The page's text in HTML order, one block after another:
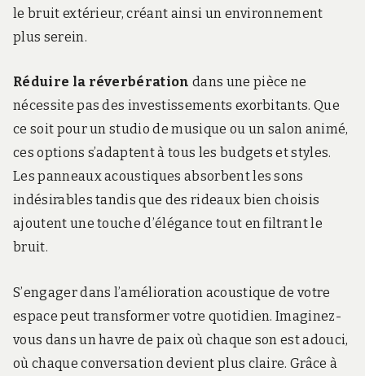
le bruit extérieur, créant ainsi un environnement
plus serein.
Réduire la réverbération dans une pièce ne
nécessite pas des investissements exorbitants. Que
ce soit pour un studio de musique ou un salon animé,
ces options s’adaptent à tous les budgets et styles.
Les panneaux acoustiques absorbent les sons
indésirables tandis que des rideaux bien choisis
ajoutent une touche d’élégance tout en filtrant le
bruit.
S’engager dans l’amélioration acoustique de votre
espace peut transformer votre quotidien. Imaginez-
vous dans un havre de paix où chaque son est adouci,
où chaque conversation devient plus claire. Grâce à